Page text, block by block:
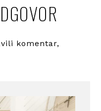
komentar,